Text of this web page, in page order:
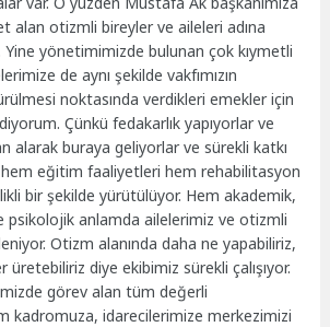
alan otizmli bireyler ve aileleri adına
yönetimimizde bulunan çok kıymetli
de aynı şekilde vakfımızın
noktasında verdikleri emekler için
Çünkü fedakarlık yapıyorlar ve
alarak buraya geliyorlar ve sürekli katkı
eğitim faaliyetleri hem rehabilitasyon
bir şekilde yürütülüyor. Hem akademik,
psikolojik anlamda ailelerimiz ve otizmli
Otizm alanında daha ne yapabiliriz,
üretebiliriz diye ekibimiz sürekli çalışıyor.
görev alan tüm değerli
kadromuza, idarecilerimize merkezimizi